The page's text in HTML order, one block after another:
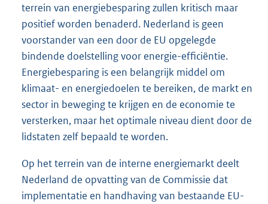
terrein van energiebesparing zullen kritisch maar
positief worden benaderd. Nederland is geen
voorstander van een door de EU opgelegde
bindende doelstelling voor energie-efficiëntie.
Energiebesparing is een belangrijk middel om
klimaat- en energiedoelen te bereiken, de markt en
sector in beweging te krijgen en de economie te
versterken, maar het optimale niveau dient door de
lidstaten zelf bepaald te worden.
Op het terrein van de interne energiemarkt deelt
Nederland de opvatting van de Commissie dat
implementatie en handhaving van bestaande EU-